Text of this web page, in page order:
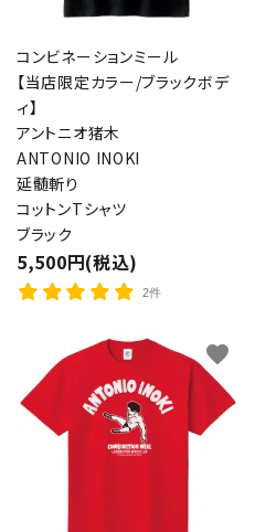
コンビネーションミール
【当店限定カラー/ブラックボデ
ィ】
アントニオ猪木
ANTONIO INOKI
延髄斬り
コットンTシャツ
ブラック
5,500円(税込)
2件
favorite